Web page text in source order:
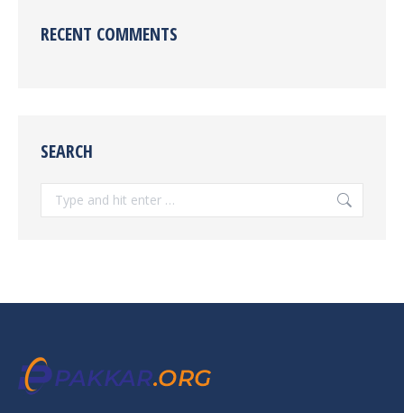
RECENT COMMENTS
SEARCH
Search: